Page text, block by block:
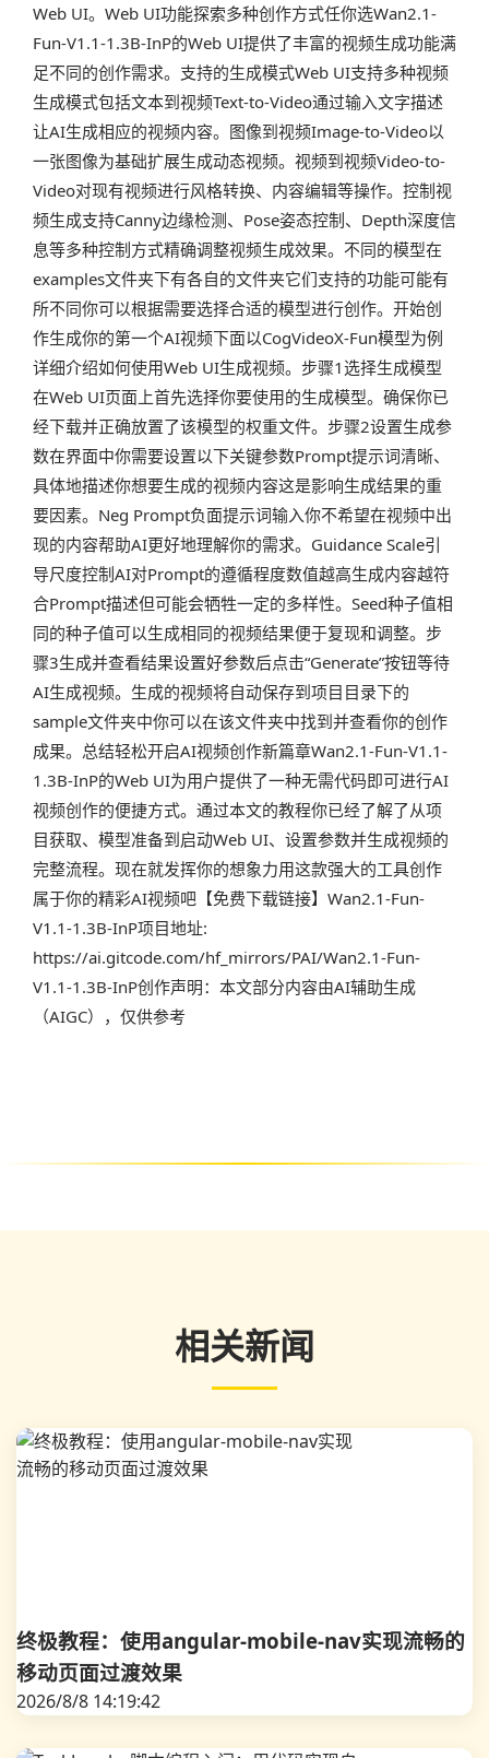
Web UI。Web UI功能探索多种创作方式任你选Wan2.1-
Fun-V1.1-1.3B-InP的Web UI提供了丰富的视频生成功能满
足不同的创作需求。支持的生成模式Web UI支持多种视频
生成模式包括文本到视频Text-to-Video通过输入文字描述
让AI生成相应的视频内容。图像到视频Image-to-Video以
一张图像为基础扩展生成动态视频。视频到视频Video-to-
Video对现有视频进行风格转换、内容编辑等操作。控制视
频生成支持Canny边缘检测、Pose姿态控制、Depth深度信
息等多种控制方式精确调整视频生成效果。不同的模型在
examples文件夹下有各自的文件夹它们支持的功能可能有
所不同你可以根据需要选择合适的模型进行创作。开始创
作生成你的第一个AI视频下面以CogVideoX-Fun模型为例
详细介绍如何使用Web UI生成视频。步骤1选择生成模型
在Web UI页面上首先选择你要使用的生成模型。确保你已
经下载并正确放置了该模型的权重文件。步骤2设置生成参
数在界面中你需要设置以下关键参数Prompt提示词清晰、
具体地描述你想要生成的视频内容这是影响生成结果的重
要因素。Neg Prompt负面提示词输入你不希望在视频中出
现的内容帮助AI更好地理解你的需求。Guidance Scale引
导尺度控制AI对Prompt的遵循程度数值越高生成内容越符
合Prompt描述但可能会牺牲一定的多样性。Seed种子值相
同的种子值可以生成相同的视频结果便于复现和调整。步
骤3生成并查看结果设置好参数后点击“Generate”按钮等待
AI生成视频。生成的视频将自动保存到项目目录下的
sample文件夹中你可以在该文件夹中找到并查看你的创作
成果。总结轻松开启AI视频创作新篇章Wan2.1-Fun-V1.1-
1.3B-InP的Web UI为用户提供了一种无需代码即可进行AI
视频创作的便捷方式。通过本文的教程你已经了解了从项
目获取、模型准备到启动Web UI、设置参数并生成视频的
完整流程。现在就发挥你的想象力用这款强大的工具创作
属于你的精彩AI视频吧【免费下载链接】Wan2.1-Fun-
V1.1-1.3B-InP项目地址:
https://ai.gitcode.com/hf_mirrors/PAI/Wan2.1-Fun-
V1.1-1.3B-InP创作声明：本文部分内容由AI辅助生成
（AIGC），仅供参考
相关新闻
终极教程：使用angular-mobile-nav实现流畅的
移动页面过渡效果
2026/8/8 14:19:42